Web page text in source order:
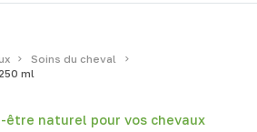
Soins du cheval
ml
être naturel pour vos chevaux